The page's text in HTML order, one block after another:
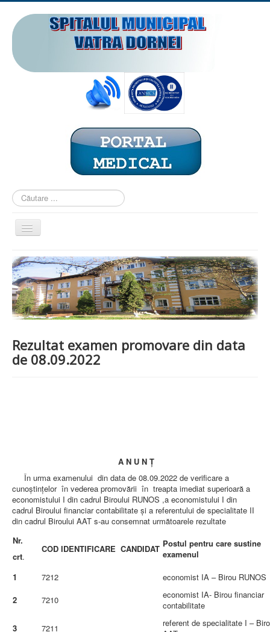
Căutare
...
Comută
navigarea
PREZENTARE
PREZENTARE SPITAL
ISTORIE
ACREDITĂRI/CERTIFICĂRI
CERTIFICAT ACREDITARE SPITAL
STRUCTURA SPITALULUI
SECŢIA OBSTETRICĂ GINECOLOGIE
SECŢIA CHIRURGIE
APARAT FUNCŢIONAL
DISPENSAR DE PNEUMOFTIZIOLOGIE (TBC)
AMBULATORIU INTEGRAT
CABINET PNEUMOLGIE
AMBULATOR BOLI INFECŢIOASE
AMBULATOR CHIRURGIE
AMBULATOR ORTOPEDIE ȘI TRAUMATOLOGIE
AMBULATOR NEUROLOGIE
AMBULATOR ÎNGRIJIRI PALIATIVE
PROIECT DE MANAGEMENT 2026
Rezultat examen promovare din data
de 08.09.2022
A N U N Ţ
În urma examenului din data de 08.09.2022 de verificare a
cunoştinţelor în vederea promovării în treapta imediat superioară a
economistului I din cadrul Biroului RUNOS ,a economistului I din
cadrul Biroului financiar contabilitate și a referentului de specialitate II
din cadrul Biroului AAT s-au consemnat următoarele rezultate
Nr.
crt.
COD IDENTIFICARE CANDIDAT Postul pentru care sustine
examenul
1
7212
economist IA – Birou RUNOS
2
7210
economist IA- Birou financiar
contabilitate
3
7211
referent de specialitate I –